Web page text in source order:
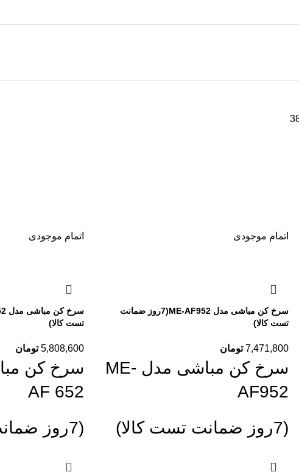
اتمام موجودی
سرخ کن مباشی مدل ME-AF952(7روز ضمانت
تست کالا)
7,471,800 تومان
سرخ کن مباشی مدل ME-
AF952
(7روز ضمانت تست کالا)
اتمام موجودی
تست کالا)
5,808,600 تومان
AF 652
(7روز ضمانت تست کالا)